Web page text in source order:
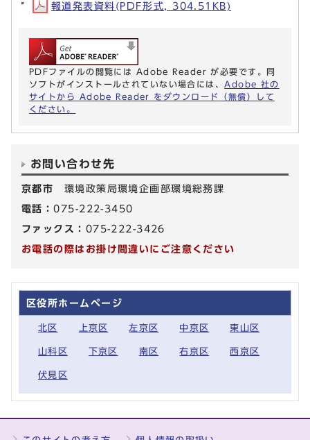
報道発表資料(PDF形式, 304.51KB)
PDFファイルの閲覧には Adobe Reader が必要です。同
ソフトがインストールされていない場合には、 Adobe 社の
サイトから Adobe Reader をダウンロード（無償）して
ください。
お問い合わせ先
京都市 環境政策局環境企画部環境総務課
電話：075-222-3450
ファックス： 075-222-3426
お電話の際はお掛け間違いにご注意ください
区役所ホームページ
北区 上京区 左京区 中京区 東山区
山科区 下京区 南区 右京区 西京区
伏見区